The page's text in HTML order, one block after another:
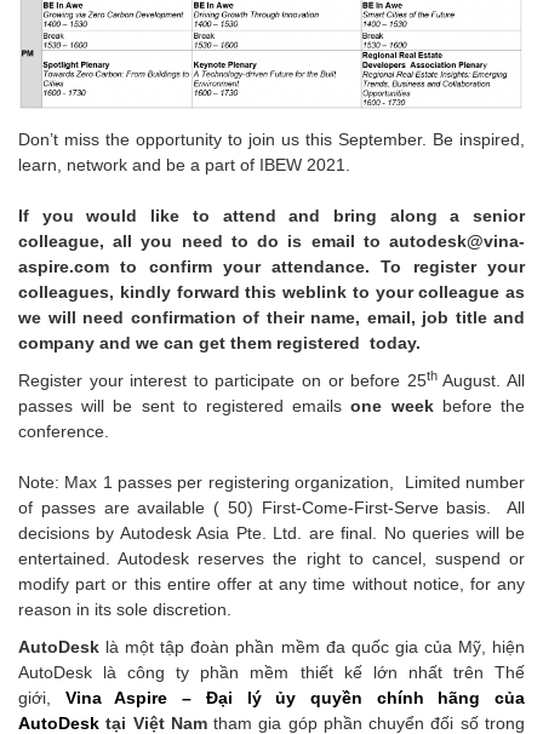
Don’t miss the opportunity to join us this September. Be inspired,
learn, network and be a part of IBEW 2021.
If you would like to attend and bring along a senior
colleague, all you need to do is email to autodesk@vina-
aspire.com to confirm your attendance. To register your
colleagues, kindly forward this weblink to your colleague as
we will need confirmation of their name, email, job title and
company and we can get them registered today.
Register your interest to participate on or before 25thAugust. All
passes will be sent to registered emailsone weekbefore the
conference.
Note: Max 1 passes per registering organization, Limited number
of passes are available ( 50) First-Come-First-Serve basis. All
decisions by Autodesk Asia Pte. Ltd. are final. No queries will be
entertained. Autodesk reserves the right to cancel, suspend or
modify part or this entire offer at any time without notice, for any
reason in its sole discretion.
AutoDesk là một tập đoàn phần mềm đa quốc gia của Mỹ, hiện
AutoDesk là công ty phần mềm thiết kế lớn nhất trên Thế
giới, Vina Aspire – Đại lý ủy quyền chính hãng của
AutoDesk tại Việt Namtham gia góp phần chuyển đối số trong